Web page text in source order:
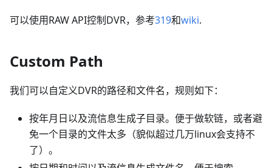
可以使用RAW API控制DVR，参考319和wiki.
Custom Path
我们可以自定义DVR的路径和文件名，规则如下：
按年月日以及流信息生成子目录。便于做软链，或者避
免一个目录的文件太多（貌似超过几万linux会支持不
了）。